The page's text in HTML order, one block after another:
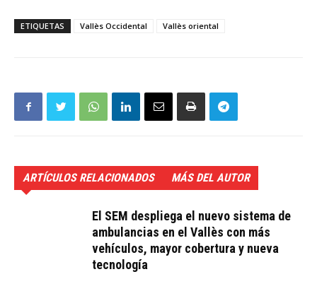
ETIQUETAS Vallès Occidental Vallès oriental
ARTÍCULOS RELACIONADOS MÁS DEL AUTOR
El SEM despliega el nuevo sistema de
ambulancias en el Vallès con más
vehículos, mayor cobertura y nueva
tecnología